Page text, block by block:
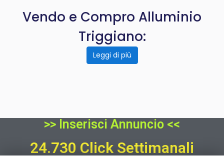
Vendo e Compro Alluminio
Triggiano:
Leggi di più
>> Inserisci Annuncio <<
24.730 Click Settimanali